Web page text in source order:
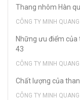
Thang nhôm Hàn
CÔNG TY MINH
Những ưu điểm
43
CÔNG TY MINH
Chất lượng của
CÔNG TY MINH